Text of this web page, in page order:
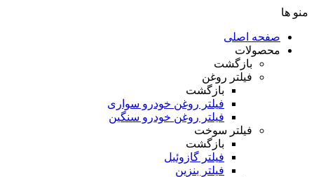
منو ها
صفحه اصلی
محصولات
بازگشت
فیلتر روغن
بازگشت
فیلتر روغن خودرو سواری
فیلتر روغن خودرو سنگین
فیلتر سوخت
بازگشت
فیلتر گازوئیل
فیلتر بنزین